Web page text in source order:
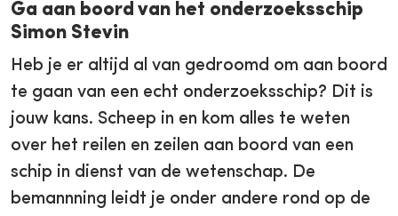
Ga aan boord van het onderzoeksschip
Simon Stevin
Heb je er altijd al van gedroomd om aan boord
te gaan van een echt onderzoeksschip? Dit is
jouw kans. Scheep in en kom alles te weten
over het reilen en zeilen aan boord van een
schip in dienst van de wetenschap. De
bemannning leidt je onder andere rond op de